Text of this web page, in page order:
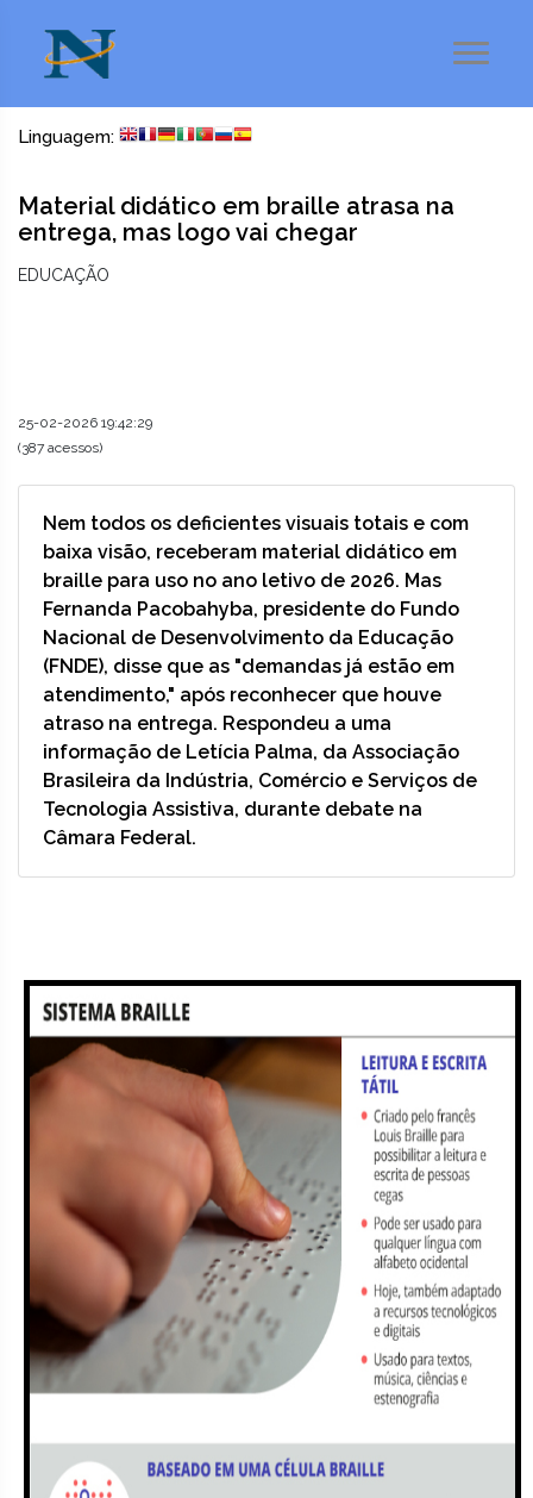
Linguagem:
Material didático em braille atrasa na
entrega, mas logo vai chegar
EDUCAÇÃO
25-02-2026 19:42:29
(387 acessos)
Nem todos os deficientes visuais totais e com
baixa visão, receberam material didático em
braille para uso no ano letivo de 2026. Mas
Fernanda Pacobahyba, presidente do Fundo
Nacional de Desenvolvimento da Educação
(FNDE), disse que as "demandas já estão em
atendimento," após reconhecer que houve
atraso na entrega. Respondeu a uma
informação de Letícia Palma, da Associação
Brasileira da Indústria, Comércio e Serviços de
Tecnologia Assistiva, durante debate na
Câmara Federal.